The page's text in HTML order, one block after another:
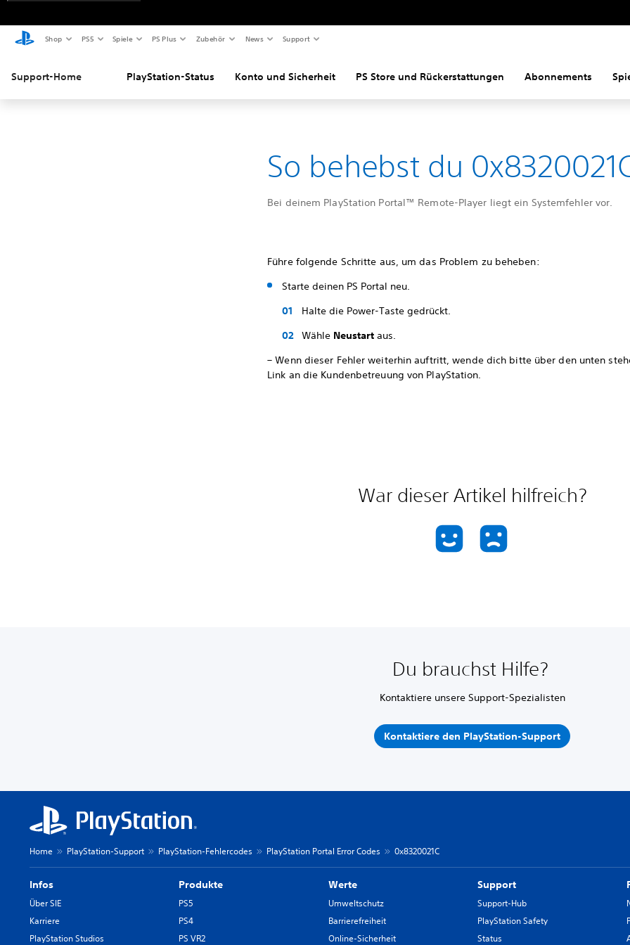
Shop PS5 Spiele PS Plus Zubehör News Support
Support-Home PlayStation-Status Konto und Sicherheit PS Store und Rückerstattungen Abonnements
So behebst du
Bei deinem PlayStation Portal™ Remote-Player liegt ein Systemfehler vor.
Führe folgende Schritte aus, um das Problem zu beheben:
Starte deinen PS Portal neu.
Halte die Power-Taste gedrückt.
Wähle Neustart aus.
– Wenn dieser Fehler weiterhin auftritt, wende dich bitte über den unten
Link an die Kundenbetreuung von PlayStation.
War dieser Artikel hilfreich?
Du brauchst Hilfe?
Kontaktiere unsere Support-Spezialisten
Kontaktiere den PlayStation-Support
Home PlayStation-Support PlayStation-Fehlercodes PlayStation Portal Error Codes 0x8320021C
Infos
Über SIE
Karriere
PlayStation Studios
Produkte
PS5
PS4
PS VR2
Werte
Umweltschutz
Barrierefreiheit
Online-Sicherheit
Support
Support-Hub
PlayStation Safety
Status